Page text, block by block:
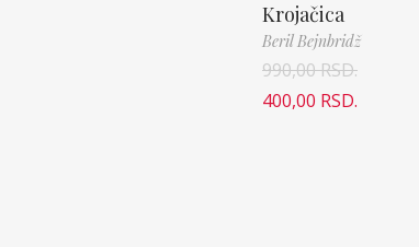
Krojačica
Beril Bejnbridž
990,00RSD.
400,00 RSD.